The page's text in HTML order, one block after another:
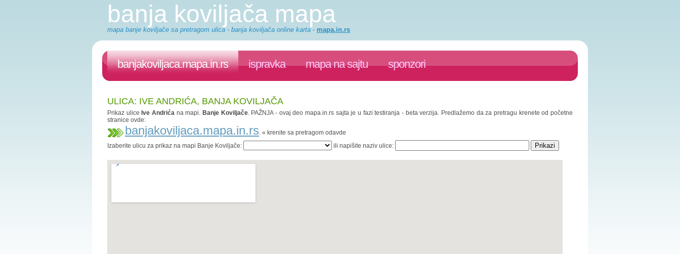
banja koviljača mapa
mapa banje koviljače sa pretragom ulica - banja koviljača online karta- mapa.in.rs
banjakoviljaca.mapa.in.rs ispravka mapa na sajtu sponzori
ULICA: IVE ANDRIĆA, BANJA KOVILJAČA
Prikaz ulice Ive Andrića na mapi. Banje Koviljače. PAŽNJA - ovaj deo mapa.in.rs sajta je u fazi testiranja - beta verzija. Predlažemo da za pretragu krenete od početne
stranice ovde:
banjakoviljaca.mapa.in.rs. « krenite sa pretragom odavde
Izaberite ulicu za prikaz na mapi Banje Koviljače:
ili napišite naziv ulice: